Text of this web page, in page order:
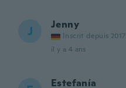
J Jenny
Inscrit depuis 2017
il y a 4 ans
Estefanía